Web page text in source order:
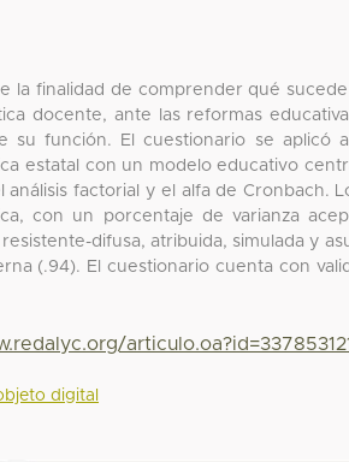
la finalidad de comprender qué
docente, ante las reformas
función. El cuestionario se aplicó
estatal con un modelo educativo
factorial y el alfa de Cronbach.
con un porcentaje de varianza
difusa, atribuida, simulada y
(.94). El cuestionario cuenta con
digital